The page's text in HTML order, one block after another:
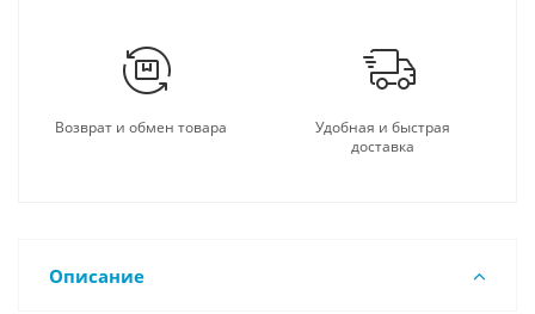
Возврат и обмен товара
Удобная и быстрая
доставка
Описание